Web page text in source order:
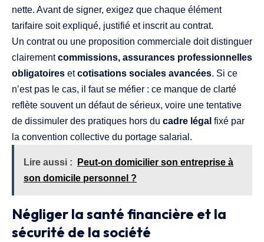
nette. Avant de signer, exigez que chaque élément
tarifaire soit expliqué, justifié et inscrit au contrat.
Un contrat ou une proposition commerciale doit distinguer
clairementcommissions, assurances professionnelles
obligatoires etcotisations sociales avancées. Si ce
n’est pas le cas, il faut se méfier : ce manque de clarté
reflète souvent un défaut de sérieux, voire une tentative
de dissimuler des pratiques hors du cadre légal fixé par
la convention collective du portage salarial.
Lire aussi :
Peut-on domicilier son entreprise à
son domicile personnel ?
Négliger la santé financière et la
sécurité de la société